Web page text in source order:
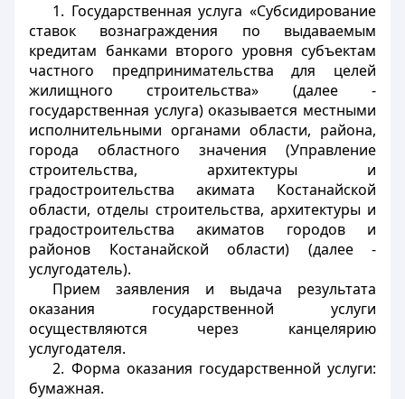
1. Государственная услуга «Субсидирование
ставок вознаграждения по выдаваемым
кредитам банками второго уровня субъектам
частного предпринимательства для целей
жилищного строительства» (далее -
государственная услуга) оказывается местными
исполнительными органами области, района,
города областного значения (Управление
строительства, архитектуры и
градостроительства акимата Костанайской
области, отделы строительства, архитектуры и
градостроительства акиматов городов и
районов Костанайской области) (далее -
услугодатель).
Прием заявления и выдача результата
оказания государственной услуги
осуществляются через канцелярию
услугодателя.
2. Форма оказания государственной услуги:
бумажная.